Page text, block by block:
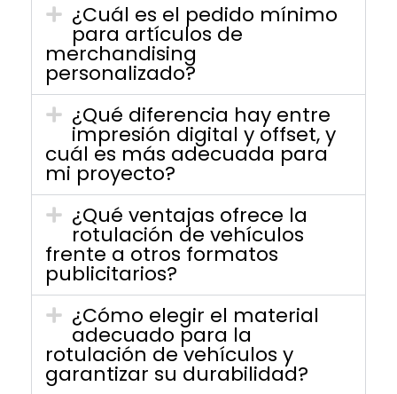
¿Cuál es el pedido mínimo
para artículos de
merchandising
personalizado?
¿Qué diferencia hay entre
impresión digital y offset, y
cuál es más adecuada para
mi proyecto?
¿Qué ventajas ofrece la
rotulación de vehículos
frente a otros formatos
publicitarios?
¿Cómo elegir el material
adecuado para la
rotulación de vehículos y
garantizar su durabilidad?